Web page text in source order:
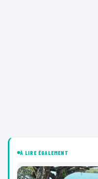
À LIRE ÉGALEMENT